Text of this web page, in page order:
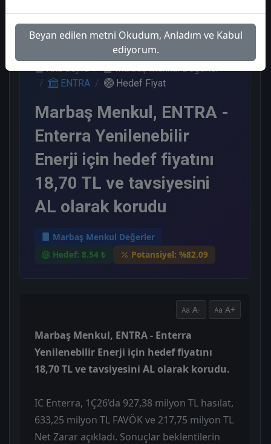
Ana Sayfa
Marbaş Menkul Değerler
ENTRA
Hedef Fiyat
Marbaş Menkul, ENTRA -
Enterra Yenilenebilir
Enerji için hedef fiyatını
18,70 TL ve tavsiyesini
AL olarak korudu
Marbaş Menkul Değerler
Hedef: 8.54 ₺
Potansiyel: %82.09
A- A+
Marbaş Menkul, ENTRA - Enterra
Yenilenebilir Enerji için hedef fiyatını
18,70 TL ve tavsiyesini AL olarak korudu.
IC Enterra, 1Ç26’da 927,38 milyon TL hasılat,
633,25 milyon TL FAVÖK ve 217,75 milyon TL
Net Zarar açıkladı. Sonuçlar beklentilerin
Beyan edilen metni Okudum, Anladım ve Kabul
ediyorum.